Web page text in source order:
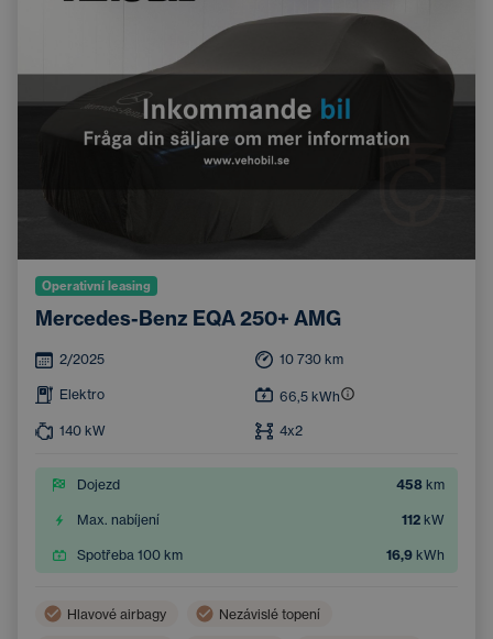
Operativní leasing
Mercedes-Benz EQA 250+ AMG
2/2025 10 730 km
Elektro 66,5 kWh
140 kW 4x2
Dojezd 458 km
Max. nabíjení 112 kW
Spotřeba 100 km 16,9 kWh
Hlavové airbagy Nezávislé topení